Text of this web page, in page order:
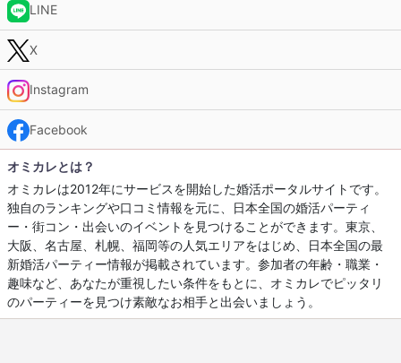
LINE
X
Instagram
Facebook
オミカレとは？
オミカレは2012年にサービスを開始した婚活ポータルサイトです。
独自のランキングや口コミ情報を元に、日本全国の婚活パーティ
ー・街コン・出会いのイベントを見つけることができます。東京、
大阪、名古屋、札幌、福岡等の人気エリアをはじめ、日本全国の最
新婚活パーティー情報が掲載されています。参加者の年齢・職業・
趣味など、あなたが重視したい条件をもとに、オミカレでピッタリ
のパーティーを見つけ素敵なお相手と出会いましょう。